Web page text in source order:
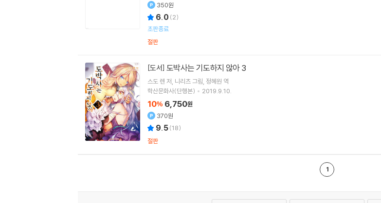
350원
6.0 (2)
초판종료
절판
[도서] 도박사는 기도하지 않아 3
스도 렌 저 니리츠 그림 정혜원 역
학산문화사(단행본)
2019.9.10.
10% 6,750원
370원
9.5(18)
절판
1